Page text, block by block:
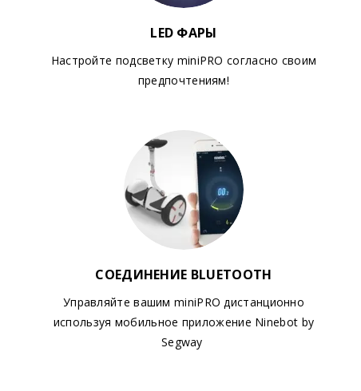
LED ФАРЫ
Настройте подсветку miniPRO согласно своим
предпочтениям!
СОЕДИНЕНИЕ BLUETOOTH
Управляйте вашим miniPRO дистанционно
используя мобильное приложение Ninebot by
Segway